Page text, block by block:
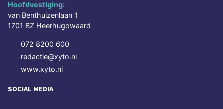
Hoofdvestiging:
van Benthuizenlaan 1
1701 BZ Heerhugowaard
072 8200 600
redactie@xyto.nl
www.xyto.nl
SOCIAL MEDIA